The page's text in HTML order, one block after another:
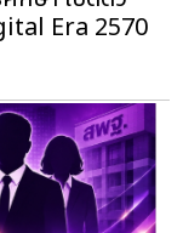
Era 2570